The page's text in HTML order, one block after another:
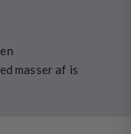
masser af is